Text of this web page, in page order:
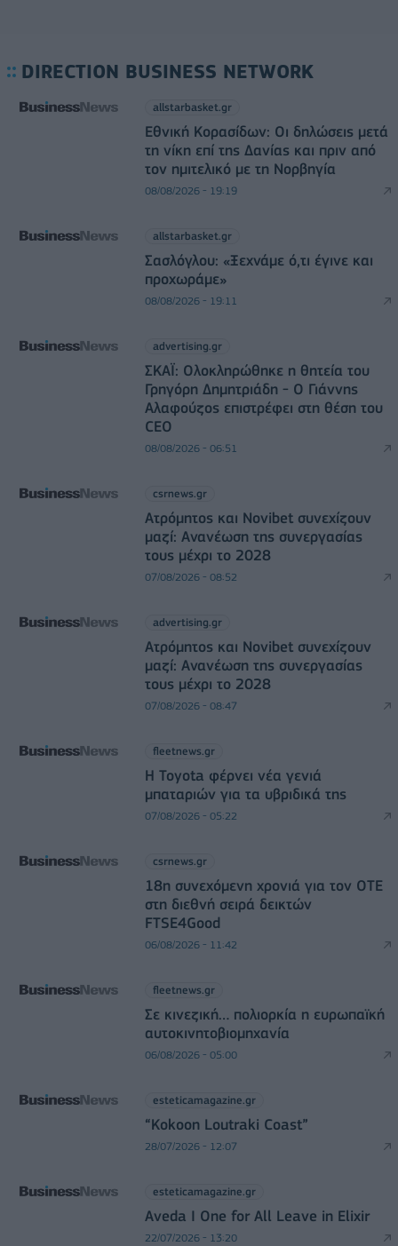
DIRECTION BUSINESS NETWORK
allstarbasket.gr
Εθνική Κορασίδων: Οι δηλώσεις μετά
τη νίκη επί της Δανίας και πριν από
τον ημιτελικό με τη Νορβηγία
08/08/2026 - 19:19
allstarbasket.gr
Σασλόγλου: «Ξεχνάμε ό,τι έγινε και
προχωράμε»
08/08/2026 - 19:11
advertising.gr
ΣΚΑΪ: Ολοκληρώθηκε η θητεία του
Γρηγόρη Δημητριάδη - Ο Γιάννης
Αλαφούζος επιστρέφει στη θέση του
CEO
08/08/2026 - 06:51
csrnews.gr
Ατρόμητος και Novibet συνεχίζουν
μαζί: Ανανέωση της συνεργασίας
τους μέχρι το 2028
07/08/2026 - 08:52
advertising.gr
Ατρόμητος και Novibet συνεχίζουν
μαζί: Ανανέωση της συνεργασίας
τους μέχρι το 2028
07/08/2026 - 08:47
fleetnews.gr
Η Toyota φέρνει νέα γενιά
μπαταριών για τα υβριδικά της
07/08/2026 - 05:22
csrnews.gr
18η συνεχόμενη χρονιά για τον ΟΤΕ
στη διεθνή σειρά δεικτών
FTSE4Good
06/08/2026 - 11:42
fleetnews.gr
Σε κινεζική… πολιορκία η ευρωπαϊκή
αυτοκινητοβιομηχανία
06/08/2026 - 05:00
esteticamagazine.gr
“Kokoon Loutraki Coast”
28/07/2026 - 12:07
esteticamagazine.gr
Aveda I One for All Leave in Elixir
22/07/2026 - 13:20